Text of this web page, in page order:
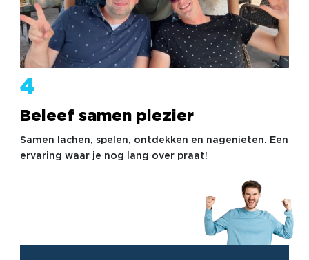
4
Beleef samen plezier
Samen lachen, spelen, ontdekken en nagenieten. Een
ervaring waar je nog lang over praat!